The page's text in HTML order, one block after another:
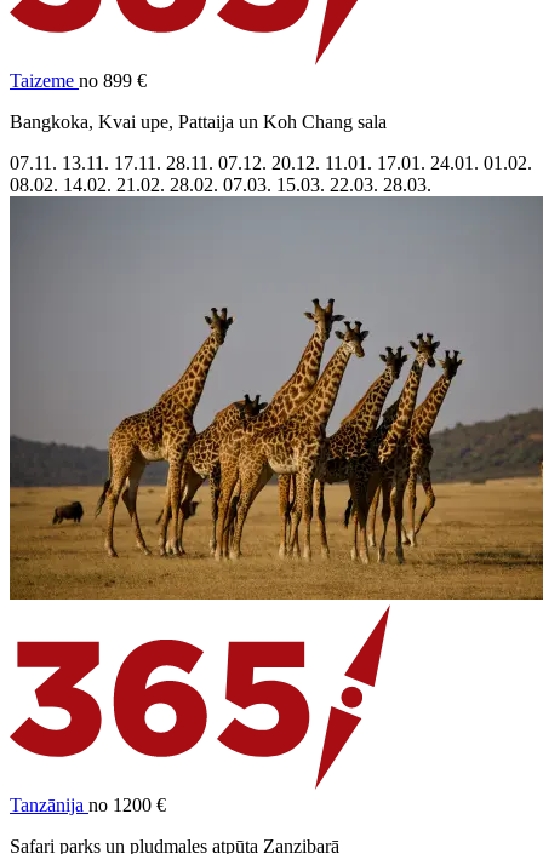
Taizeme no 899 €
Bangkoka, Kvai upe, Pattaija un Koh Chang sala
07.11. 13.11. 17.11. 28.11. 07.12. 20.12. 11.01. 17.01. 24.01. 01.02.
08.02. 14.02. 21.02. 28.02. 07.03. 15.03. 22.03. 28.03.
Tanzānija no 1200 €
Safari parks un pludmales atpūta Zanzibarā